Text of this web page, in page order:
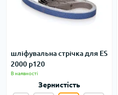
шліфувальна стрічка для ES
2000 p120
В наявності
Зернистість